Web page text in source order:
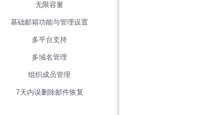
无限容量
基础邮箱功能与管理设置
多平台支持
多域名管理
组织成员管理
7天内误删除邮件恢复